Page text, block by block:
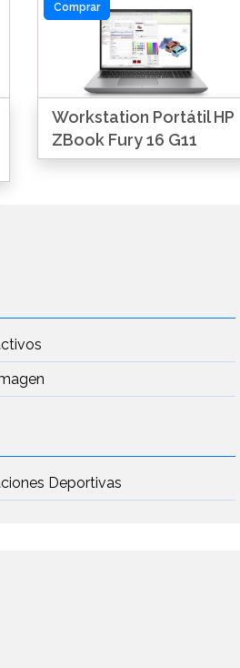
Comprar
Workstation Portátil HP
ZBook Fury 16 G11
Deportivas